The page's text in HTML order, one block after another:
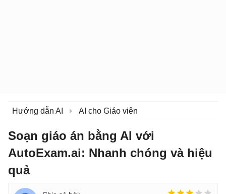
Hướng dẫn AI AI cho Giáo viên
Soạn giáo án bằng AI với
AutoExam.ai: Nhanh chóng và hiệu
quả